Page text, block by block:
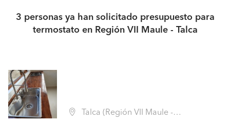
3 personas ya han solicitado presupuesto para
termostato en Región VII Maule - Talca
Talca (Región VII Maule - Talca)